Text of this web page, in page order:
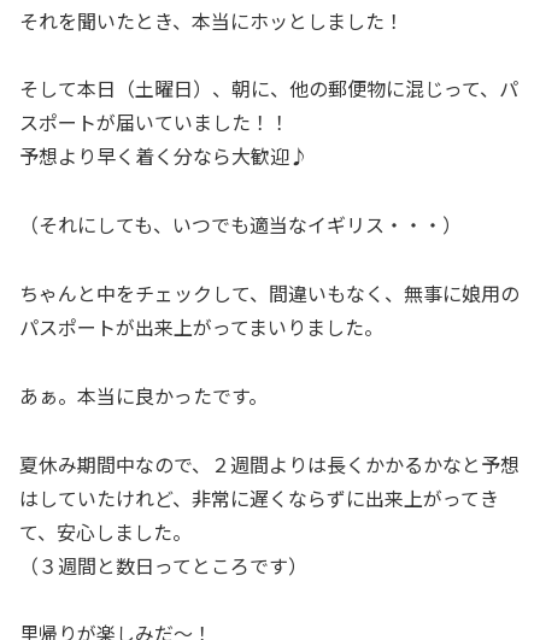
それを聞いたとき、本当にホッとしました！
そして本日（土曜日）、朝に、他の郵便物に混じって、パ
スポートが届いていました！！
予想より早く着く分なら大歓迎♪
（それにしても、いつでも適当なイギリス・・・）
ちゃんと中をチェックして、間違いもなく、無事に娘用の
パスポートが出来上がってまいりました。
あぁ。本当に良かったです。
夏休み期間中なので、２週間よりは長くかかるかなと予想
はしていたけれど、非常に遅くならずに出来上がってき
て、安心しました。
（３週間と数日ってところです）
里帰りが楽しみだ～！